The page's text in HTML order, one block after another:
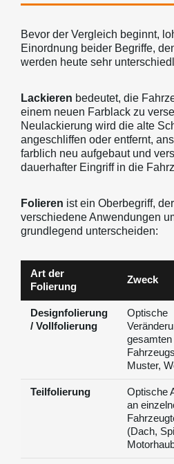
Bevor der Vergleich beginnt,
Einordnung beider Begriffe,
werden heute sehr
Lackieren bedeutet, die
einem neuen Farblack zu
Neulackierung wird die alte
angeschliffen oder entfernt,
farblich neu aufgebaut und
dauerhafter Eingriff in die
Folieren ist ein Oberbegriff,
verschiedene Anwendungen
grundlegend unterscheiden:
Art der
Folierung
Zweck
Designfolierung
/ Vollfolierung
Optische
gesamten
Muster,
Teilfolierung
Optische
an
(Dach,